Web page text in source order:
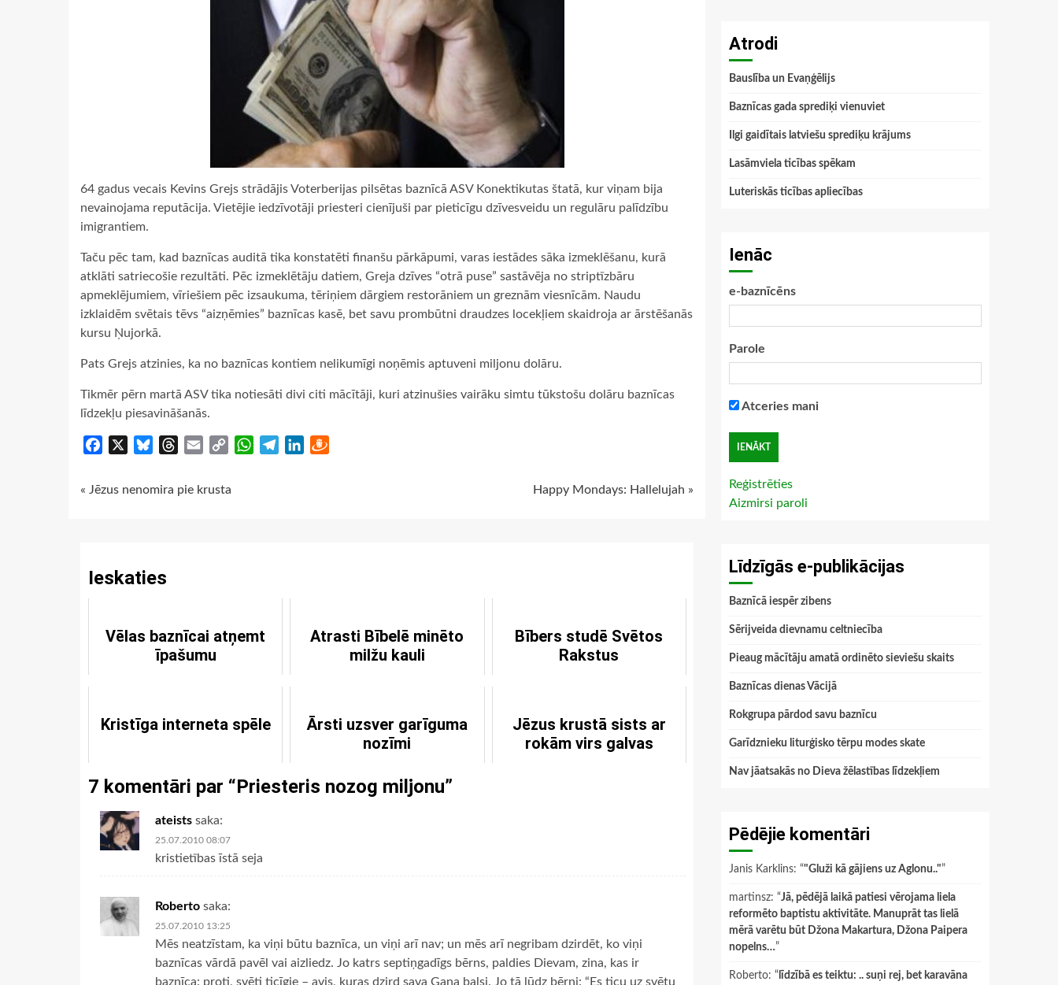
64 gadus vecais Kevins Grejs strādājis Voterberijas pilsētas baznīcā ASV Konektikutas štatā, kur viņam bija
nevainojama reputācija. Vietējie iedzīvotāji priesteri cienījuši par pieticīgu dzīvesveidu un regulāru palīdzību
imigrantiem.
Taču pēc tam, kad baznīcas auditā tika konstatēti finanšu pārkāpumi, varas iestādes sāka izmeklēšanu, kurā
atklāti satriecošie rezultāti. Pēc izmeklētāju datiem, Greja dzīves “otrā puse” sastāvēja no striptīzbāru
apmeklējumiem, vīriešiem pēc izsaukuma, tēriņiem dārgiem restorāniem un greznām viesnīcām. Naudu
izklaidēm svētais tēvs “aizņēmies” baznīcas kasē, bet savu prombūtni draudzes locekļiem skaidroja ar ārstēšanās
kursu Ņujorkā.
Pats Grejs atzinies, ka no baznīcas kontiem nelikumīgi noņēmis aptuveni miljonu dolāru.
Tikmēr pērn martā ASV tika notiesāti divi citi mācītāji, kuri atzinušies vairāku simtu tūkstošu dolāru baznīcas
līdzekļu piesavināšanās.
Facebook BlueskyThreads
Email
Copy
WhatsApp
TelegramLinkedIn
Continue
« Jēzus nenomira pie krusta Happy Mondays: Hallelujah »
Ieskaties
Vēlas baznīcai atņemt
īpašumu
Atrasti Bībelē minēto
milžu kauli
Bībers studē Svētos
Rakstus
Kristīga interneta spēle
Ārsti uzsver garīguma
nozīmi
Jēzus krustā sists ar
rokām virs galvas
7 komentāri par “Priesteris nozog miljonu”
ateists saka:
25.07.2010 08:07
kristietības īstā seja
Roberto saka:
25.07.2010 13:25
Mēs neatzīstam, ka viņi būtu baznīca, un viņi arī nav; un mēs arī negribam dzirdēt, ko viņi
baznīcas vārdā pavēl vai aizliedz. Jo katrs septiņgadīgs bērns, paldies Dievam, zina, kas ir
baznīca: proti, svēti ticīgie – avis, kuras dzird sava Gana balsi. Jo tā lūdz bērni: “Es ticu uz svētu
Atrodi
Bauslība un Evaņģēlijs
Baznīcas gada sprediķi vienuviet
Ilgi gaidītais latviešu sprediķu krājums
Lasāmviela ticības spēkam
Luteriskās ticības apliecības
Ienāc
e-baznīcēns
Parole
Atceries mani
Reģistrēties
Aizmirsi paroli
Līdzīgās e-publikācijas
Baznīcā iespēr zibens
Sērijveida dievnamu celtniecība
Pieaug mācītāju amatā ordinēto sieviešu skaits
Baznīcas dienas Vācijā
Rokgrupa pārdod savu baznīcu
Garīdznieku liturģisko tērpu modes skate
Nav jāatsakās no Dieva žēlastības līdzekļiem
Pēdējie komentāri
Janis Karklins: “"Gluži kā gājiens uz Aglonu.."”
martinsz: “Jā, pēdējā laikā patiesi vērojama liela
reformēto baptistu aktivitāte. Manuprāt tas lielā
mērā varētu būt Džona Makartura, Džona Paipera
nopelns…”
Roberto: “ līdzībā es teiktu: .. suņi rej, bet karavāna